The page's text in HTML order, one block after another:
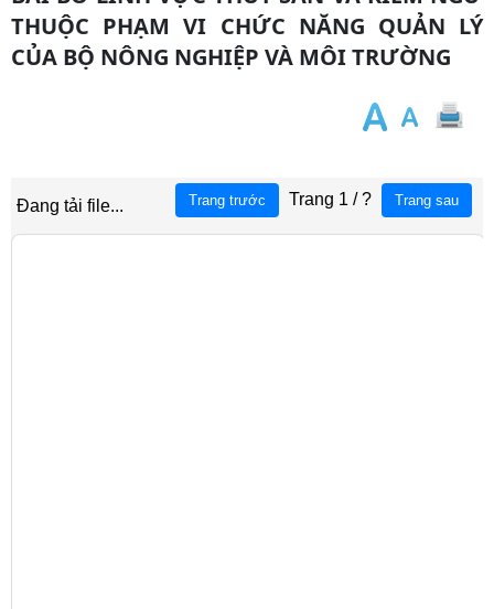
THUỘC PHẠM VI CHỨC NĂNG QUẢN LÝ
CỦA BỘ NÔNG NGHIỆP VÀ MÔI TRƯỜNG